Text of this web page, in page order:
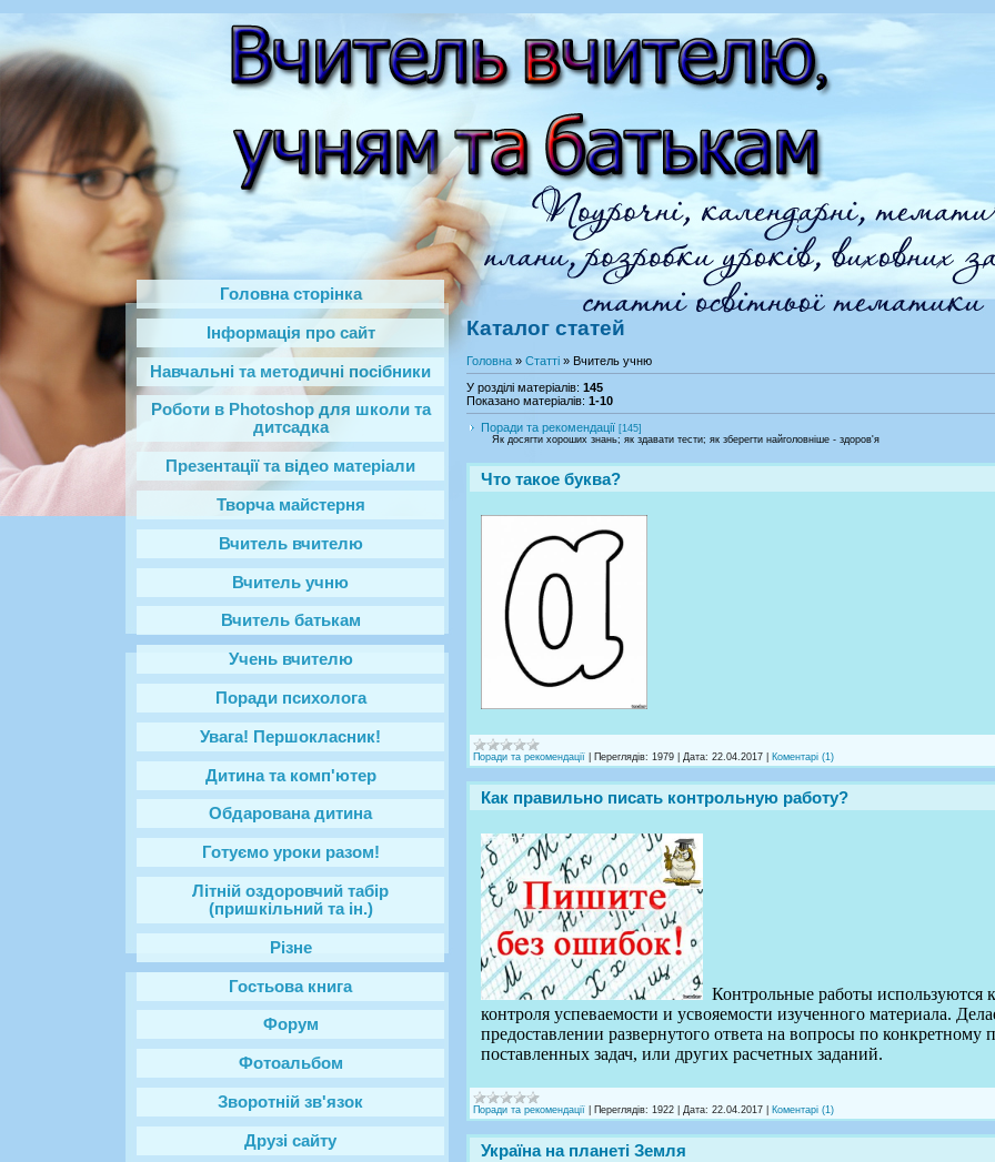
Головна сторінка
Інформація про сайт
Навчальні та методичні посібники
Роботи в Photoshop‎ для школи та
дитсадка
Презентації та відео матеріали
Творча майстерня
Вчитель вчителю
Вчитель учню
Вчитель батькам
Учень вчителю
Поради психолога
Увага! Першокласник!
Дитина та комп'ютер
Обдарована дитина
Готуємо уроки разом!
Літній оздоровчий табір
(пришкільний та ін.)
Різне
Гостьова книга
Форум
Фотоальбом
Зворотній зв'язок
Друзі сайту
Каталог статей
Головна » Статті » Вчитель учню
У розділі матеріалів: 145
Показано матеріалів: 1-10
Поради та рекомендації [145]
Як досягти хороших знань; як здавати тести; як зберегти найголовніше - здоров'я
Что такое буква?
Поради та рекомендації Переглядів: 1979 Дата: 22.04.2017 Коментарі (1)
Как правильно писать контрольную работу?
Контрольные работы
контроля успеваемости и усвояемости изученного материала.
предоставлении развернутого ответа на вопросы по конкретному
поставленных задач, или других расчетных заданий.
Поради та рекомендації Переглядів: 1922 Дата: 22.04.2017 Коментарі (1)
Україна на планеті Земля